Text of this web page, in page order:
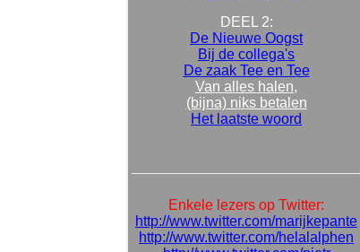
DEEL 2:
De Nieuwe Oogst
Bij de collega's
De zaak Tee en Tee
Van alles halen,
(bijna) niks betalen
Het laatste woord
Enkele lezers op Twitter:
http://www.twitter.com/marijkepante
http://www.twitter.com/helalalphen